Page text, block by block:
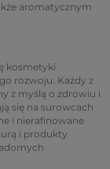
aromatycznym
kosmetyki
rozwoju. Każdy z
z myślą o zdrowiu i
się na surowcach
i nierafinowane
i produkty